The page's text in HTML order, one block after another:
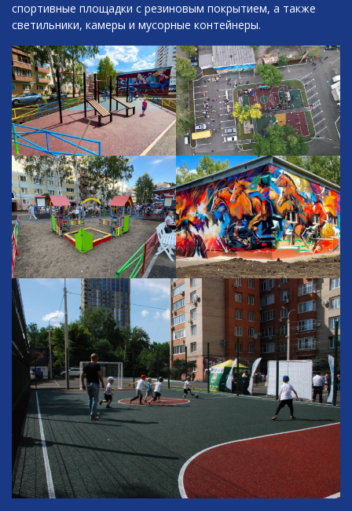
спортивные площадки с резиновым покрытием, а также
светильники, камеры и мусорные контейнеры.